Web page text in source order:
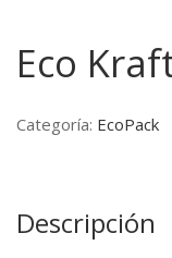
Eco
Categoría: EcoPack
Descripción